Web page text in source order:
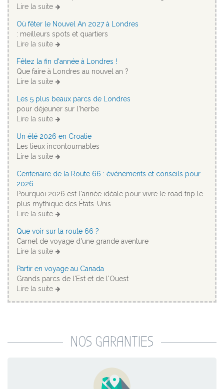
Lire la suite
Où fêter le Nouvel An 2027 à Londres
: meilleurs spots et quartiers
Lire la suite
Fêtez la fin d'année à Londres !
Que faire à Londres au nouvel an ?
Lire la suite
Les 5 plus beaux parcs de Londres
pour déjeuner sur l'herbe
Lire la suite
Un été 2026 en Croatie
Les lieux incontournables
Lire la suite
Centenaire de la Route 66 : événements et conseils pour
2026
Pourquoi 2026 est l'année idéale pour vivre le road trip le
plus mythique des États-Unis
Lire la suite
Que voir sur la route 66 ?
Carnet de voyage d'une grande aventure
Lire la suite
Partir en voyage au Canada
Grands parcs de l'Est et de l'Ouest
Lire la suite
NOS GARANTIES